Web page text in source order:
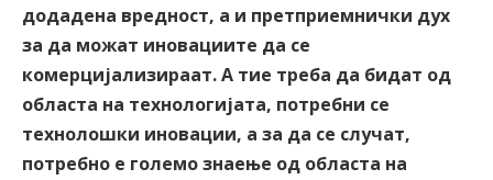
додадена вредност, а и претприемнички дух
за да можат иновациите да се
комерцијализираат. А тие треба да бидат од
областа на технологијата, потребни се
технолошки иновации, а за да се случат,
потребно е големо знаење од областа на